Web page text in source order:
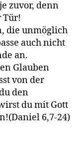
zuvor, denn
Tür!
die unmöglich
auch nicht
an.
Glauben
von der
den
du mit Gott
(Daniel 6,7-24)